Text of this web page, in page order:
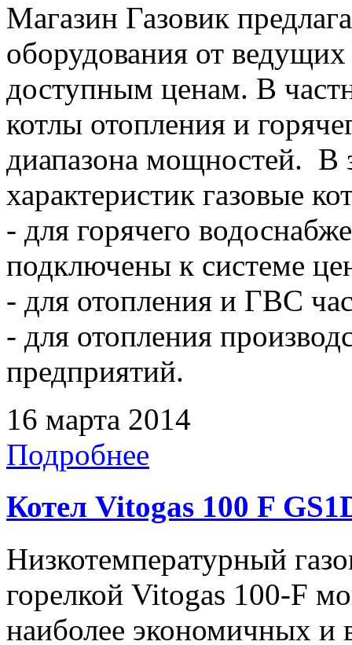
Магазин Газовик
оборудования от
доступным ценам. В
котлы отопления и
диапазона мощностей. В
характеристик газовые
- для горячего
подключены к системе
- для отопления и ГВС
- для отопления
предприятий.
16 марта 2014
Подробнее
Котел Vitogas 100 F
Низкотемпературный
горелкой Vitogas 100-F
наиболее экономичных и